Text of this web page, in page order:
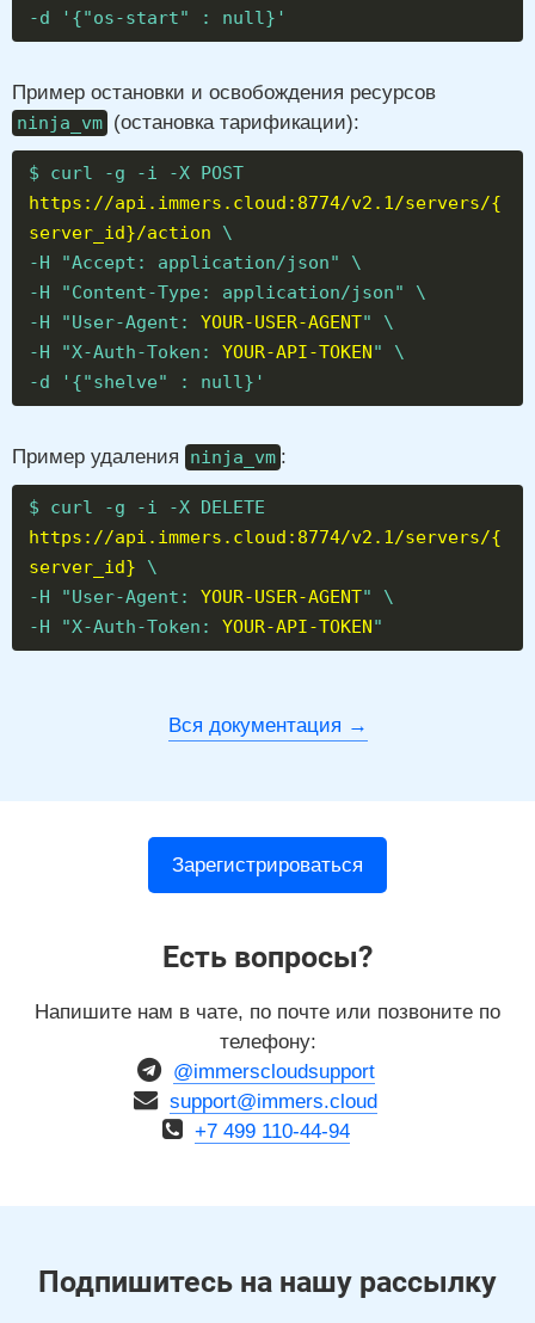
-d '{"os-start" : null}'
Пример остановки и освобождения ресурсов
ninja_vm (остановка тарификации):
$ curl -g -i -X POST
https://api.immers.cloud:8774/v2.1/servers/{
server_id}/action \
-H "Accept: application/json" \
-H "Content-Type: application/json" \
-H "User-Agent: YOUR-USER-AGENT" \
-H "X-Auth-Token: YOUR-API-TOKEN" \
-d '{"shelve" : null}'
Пример удаления ninja_vm :
$ curl -g -i -X DELETE
https://api.immers.cloud:8774/v2.1/servers/{
server_id} \
-H "User-Agent: YOUR-USER-AGENT" \
-H "X-Auth-Token: YOUR-API-TOKEN"
Вся документация
Зарегистрироваться
Есть вопросы?
Напишите нам в чате, по почте или позвоните по
телефону:
@immerscloudsupport
support@immers.cloud
+7 499 110-44-94
Подпишитесь на нашу рассылку